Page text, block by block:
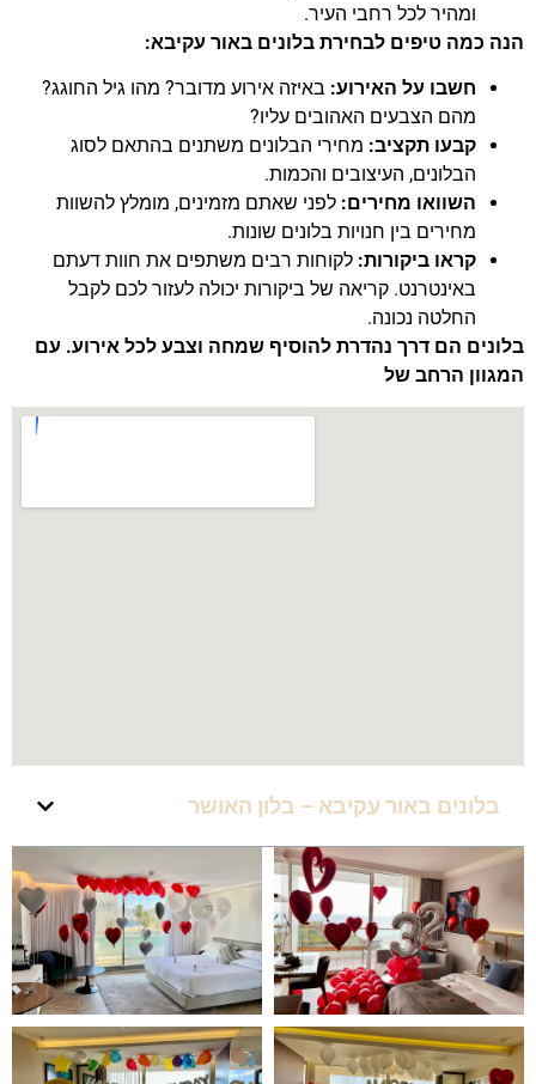
ומהיר לכל רחבי העיר.
הנה כמה טיפים לבחירת בלונים באור עקיבא:
חשבו על האירוע: באיזה אירוע מדובר? מהו גיל החוגג?
מהם הצבעים האהובים עליו?
קבעו תקציב: מחירי הבלונים משתנים בהתאם לסוג
הבלונים, העיצובים והכמות.
השוואו מחירים: לפני שאתם מזמינים, מומלץ להשוות
מחירים בין חנויות בלונים שונות.
קראו ביקורות: לקוחות רבים משתפים את חוות דעתם
באינטרנט. קריאה של ביקורות יכולה לעזור לכם לקבל
החלטה נכונה.
בלונים הם דרך נהדרת להוסיף שמחה וצבע לכל אירוע. עם
המגוון הרחב של
בלונים באור עקיבא – בלון האושר